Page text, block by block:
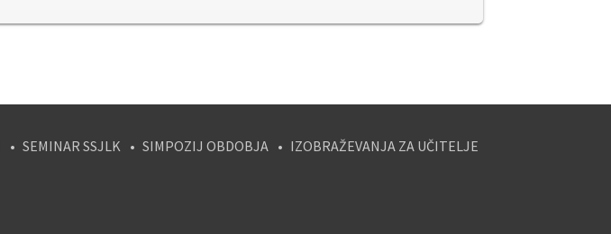
SEMINAR SSJLK SIMPOZIJ OBDOBJA IZOBRAŽEVANJA ZA UČITELJE